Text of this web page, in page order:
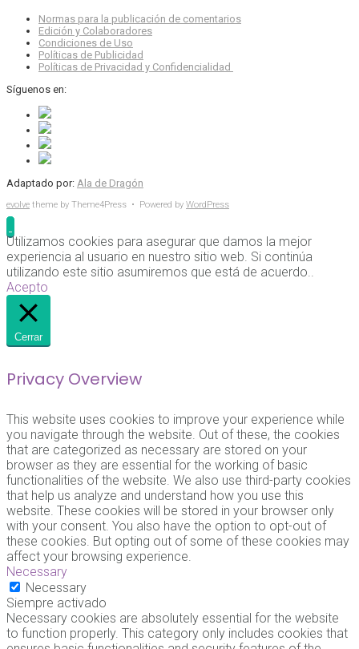
Normas para la publicación de comentarios
Edición y Colaboradores
Condiciones de Uso
Políticas de Publicidad
Políticas de Privacidad y Confidencialidad
Síguenos en:
Adaptado por: Ala de Dragón
evolve theme by Theme4Press • Powered by WordPress
Utilizamos cookies para asegurar que damos la mejor
experiencia al usuario en nuestro sitio web. Si continúa
utilizando este sitio asumiremos que está de acuerdo..
Acepto
Cerrar
Privacy Overview
This website uses cookies to improve your experience while
you navigate through the website. Out of these, the cookies
that are categorized as necessary are stored on your
browser as they are essential for the working of basic
functionalities of the website. We also use third-party cookies
that help us analyze and understand how you use this
website. These cookies will be stored in your browser only
with your consent. You also have the option to opt-out of
these cookies. But opting out of some of these cookies may
affect your browsing experience.
Necessary
Necessary
Siempre activado
Necessary cookies are absolutely essential for the website
to function properly. This category only includes cookies that